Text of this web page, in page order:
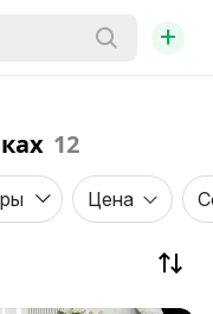
+
12
Цена